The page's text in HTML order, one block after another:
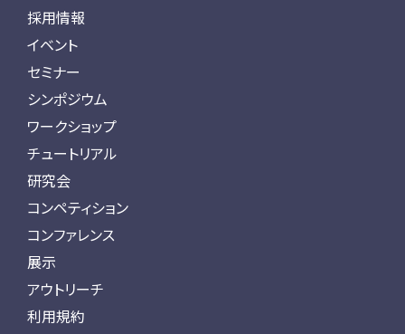
採用情報
イベント
セミナー
シンポジウム
ワークショップ
チュートリアル
研究会
コンペティション
コンファレンス
展示
アウトリーチ
利用規約